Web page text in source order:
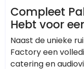
Compleet
Hebt voor
Naast de unieke
Factory een
catering en